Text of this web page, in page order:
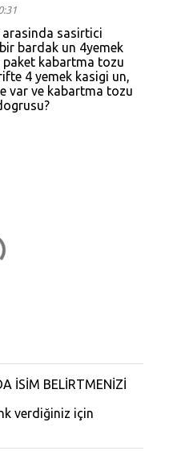
sasirtici
bardak un 4yemek
paket kabartma tozu
4 yemek kasigi un,
var ve kabartma tozu
İSİM BELİRTMENİZİ
verdiğiniz için